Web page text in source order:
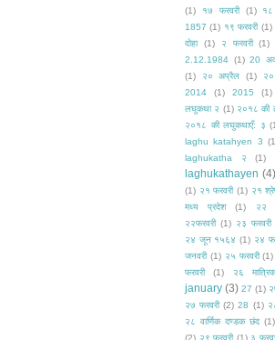
(1)
१७ फरवरी (1) १८
1857 (1) १९ फरवरी (1)
दोहा
(1) २ फरवरी (1)
2.12.1984 (1) 20
(1)
२० अप्रैल (1) २०
2014
(1) 2015 (1)
लघुकथा २ (1) २०१८ की
२०१८ की लघुकथाएँ: ३
laghu katahyen 3
laghukatha २
(1)
laghukathayen (4)
(1) २१ फरवरी (1) २१
मध्य प्रदेश
(1) २२
२२फरवरी (1) २३ फरवरी
२४ जून १५६४ (1) २४
जनवरी (1) २५ फरवरी (1)
फरवरी
(1) २६
january (3) 27 (1)
२७ फरवरी (2) 28 (1)
२८ वार्णिक दण्डक छंद (1)
(2) २९ फरवरी (1) ३